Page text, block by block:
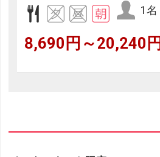
1名
8,690円～20,240円